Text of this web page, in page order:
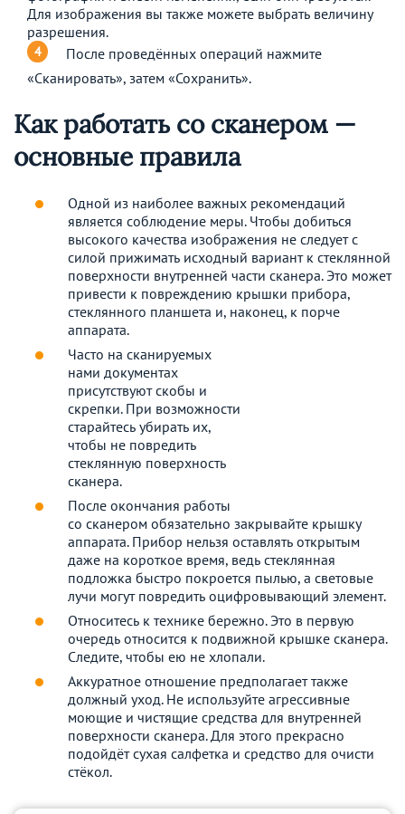
Для изображения вы также можете выбрать величину
разрешения.
После проведённых операций нажмите
«Сканировать», затем «Сохранить».
Как работать со сканером —
основные правила
Одной из наиболее важных рекомендаций
является соблюдение меры. Чтобы добиться
высокого качества изображения не следует с
силой прижимать исходный вариант к стеклянной
поверхности внутренней части сканера. Это может
привести к повреждению крышки прибора,
стеклянного планшета и, наконец, к порче
аппарата.
Часто на сканируемых
нами документах
присутствуют скобы и
скрепки. При возможности
старайтесь убирать их,
чтобы не повредить
стеклянную поверхность
сканера.
После окончания работы
со сканером обязательно закрывайте крышку
аппарата. Прибор нельзя оставлять открытым
даже на короткое время, ведь стеклянная
подложка быстро покроется пылью, а световые
лучи могут повредить оцифровывающий элемент.
Относитесь к технике бережно. Это в первую
очередь относится к подвижной крышке сканера.
Следите, чтобы ею не хлопали.
Аккуратное отношение предполагает также
должный уход. Не используйте агрессивные
моющие и чистящие средства для внутренней
поверхности сканера. Для этого прекрасно
подойдёт сухая салфетка и средство для очисти
стёкол.